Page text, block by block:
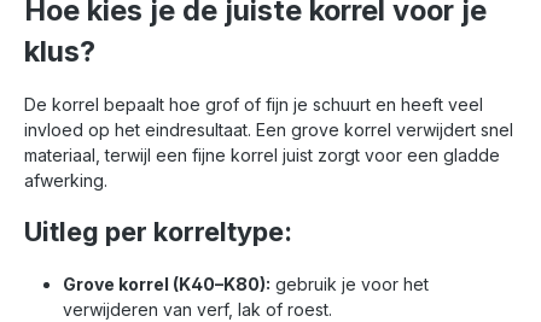
Hoe kies je de juiste korrel voor je
klus?
De korrel bepaalt hoe grof of fijn je schuurt en heeft veel
invloed op het eindresultaat. Een grove korrel verwijdert snel
materiaal, terwijl een fijne korrel juist zorgt voor een gladde
afwerking.
Uitleg per korreltype:
Grove korrel (K40–K80): gebruik je voor het
verwijderen van verf, lak of roest.